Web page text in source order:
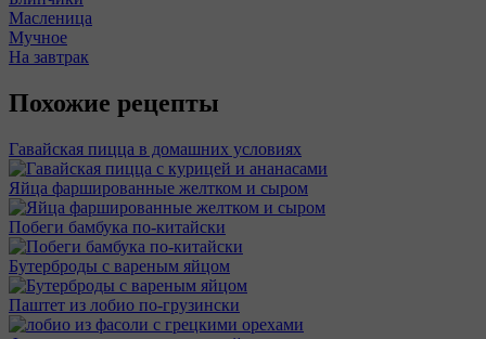
Масленица
Мучное
На завтрак
Похожие рецепты
Гавайская пицца в домашних условиях
Яйца фаршированные желтком и сыром
Побеги бамбука по-китайски
Бутерброды с вареным яйцом
Паштет из лобио по-грузински